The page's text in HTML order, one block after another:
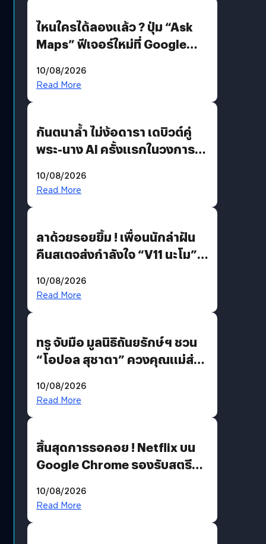
ไหนใครได้ลองแล้ว ? ปุ่ม “Ask
Maps” ฟีเจอร์ใหม่ที่ Google
คุยกับแผนที่ได้แล้ว
10/08/2026
Read More
กันตนาล้ำ ไม่ง้อดารา เดบิวต์คู่
พระ-นาง AI ครั้งแรกในวงการ
10/08/2026
Read More
ลาด้วยรอยยิ้ม ! เพื่อนนักล่าฝัน
คืนสเตจส่งกำลังใจ “V11 นะโม”
รักแน่นฮอลล์
10/08/2026
Read More
ทรู จับมือ มูลนิธิถันยรักษ์ฯ ชวน
“โอปอล สุชาตา” ควงคุณแม่ส่ง
เติมเต็มความหมายวันแม่ปีนี้
10/08/2026
Read More
สิ้นสุดการรอคอย ! Netflix บน
Google Chrome รองรับสตรีม
เงื่อนไขที่กำหนด
10/08/2026
Read More